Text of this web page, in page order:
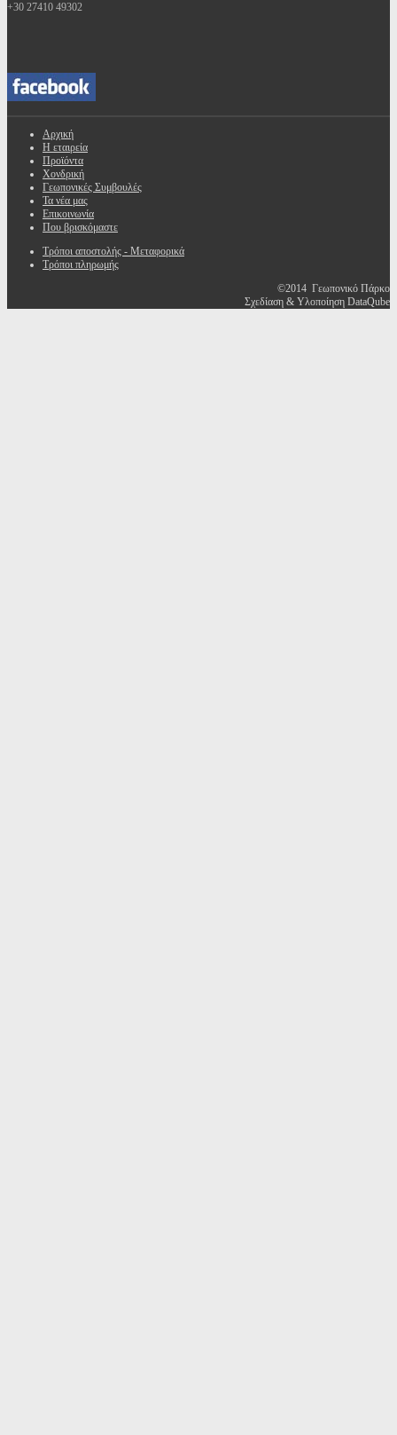
+30 27410 49302
Αρχική
Η εταιρεία
Προϊόντα
Χονδρική
Γεωπονικές Συμβουλές
Τα νέα μας
Επικοινωνία
Που βρισκόμαστε
Τρόποι αποστολής - Μεταφορικά
Τρόποι πληρωμής
©2014 Γεωπονικό Πάρκο
Σχεδίαση & Υλοποίηση DataQube